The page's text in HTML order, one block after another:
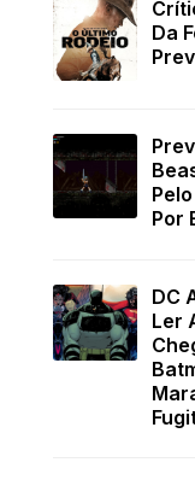
Da
Por
DC
Ler